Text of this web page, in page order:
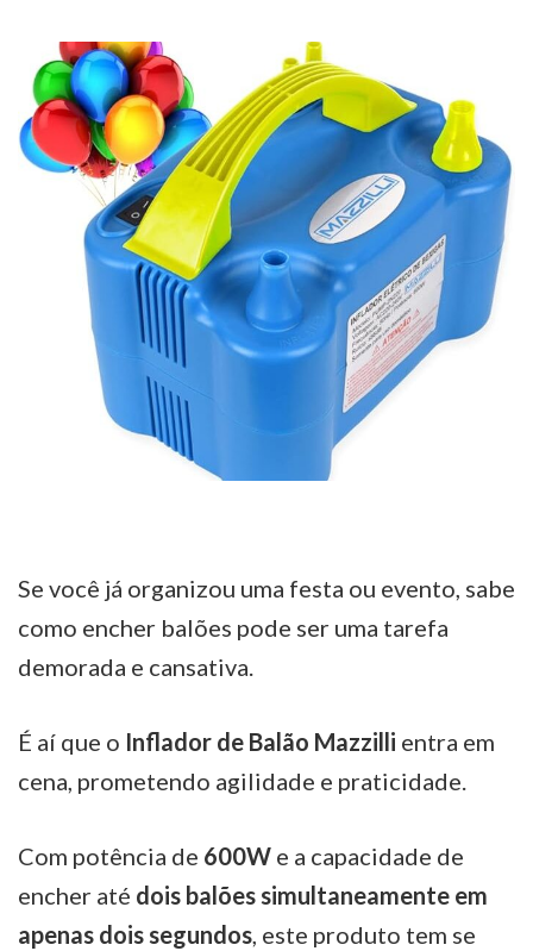
Se você já organizou uma festa ou evento, sabe
como encher balões pode ser uma tarefa
demorada e cansativa.
É aí que o Inflador de Balão Mazzilli entra em
cena, prometendo agilidade e praticidade.
Com potência de 600W e a capacidade de
encher até dois balões simultaneamente em
apenas dois segundos, este produto tem se